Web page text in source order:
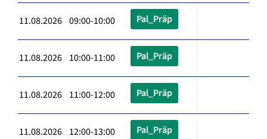
11.08.2026 09:00-10:00 Pal_Präp
11.08.2026 10:00-11:00 Pal_Präp
11.08.2026 11:00-12:00 Pal_Präp
11.08.2026 12:00-13:00 Pal_Präp